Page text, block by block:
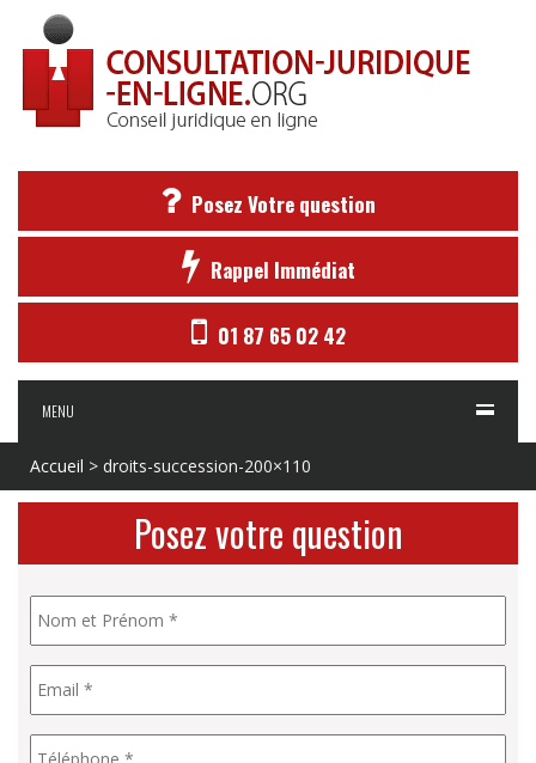
Posez Votre question
Rappel Immédiat
01 87 65 02 42
MENU
Accueil > droits-succession-200×110
Posez votre question